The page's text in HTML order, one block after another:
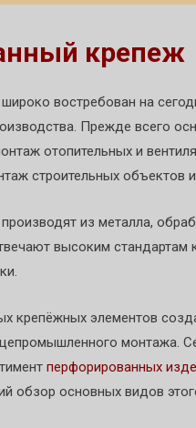
крепеж
широко востребован на
Прежде всего
отопительных и
строительных объектов
производят из металла,
высоким стандартам
крепёжных элементов
монтажа.
перфорированных
обзор основных видов